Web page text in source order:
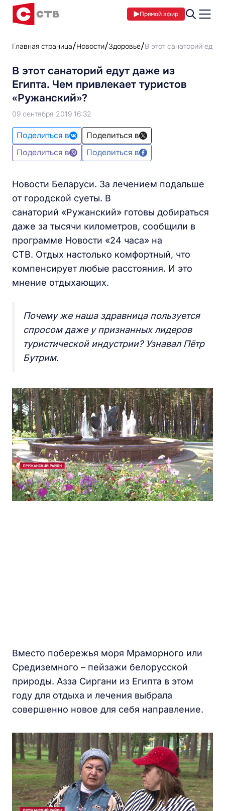
Прямой эфир
Главная страница Новости Здоровье В этот санаторий едут
В этот санаторий едут даже из
Египта. Чем привлекает туристов
«Ружанский»?
09 сентября 2019 16:32
Поделиться в
Поделиться в
Поделиться в
Поделиться в
Новости Беларуси. За лечением подальше
от городской суеты. В
санаторий «Ружанский» готовы добираться
даже за тысячи километров, сообщили в
программе Новости «24 часа» на
СТВ. Отдых настолько комфортный, что
компенсирует любые расстояния. И это
мнение отдыхающих.
Почему же наша здравница пользуется
спросом даже у признанных лидеров
туристической индустрии? Узнавал Пётр
Бутрим.
Вместо побережья моря Мраморного или
Средиземного – пейзажи белорусской
природы. Азза Сиргани из Египта в этом
году для отдыха и лечения выбрала
совершенно новое для себя направление.